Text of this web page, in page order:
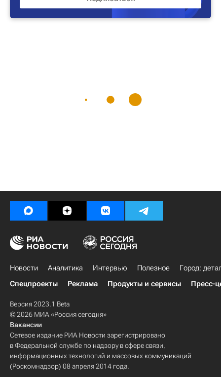
Новости Аналитика Интервью Полезное
Город:
Спецпроекты
Реклама Продукты и сервисы Пресс-
Версия 2023.1 Beta
© 2026 МИА «Россия сегодня»
Вакансии
Сетевое издание РИА Новости зарегистрировано
в Федеральной службе по надзору в сфере связи,
информационных технологий и массовых коммуникаций
(Роскомнадзор) 08 апреля 2014 года.